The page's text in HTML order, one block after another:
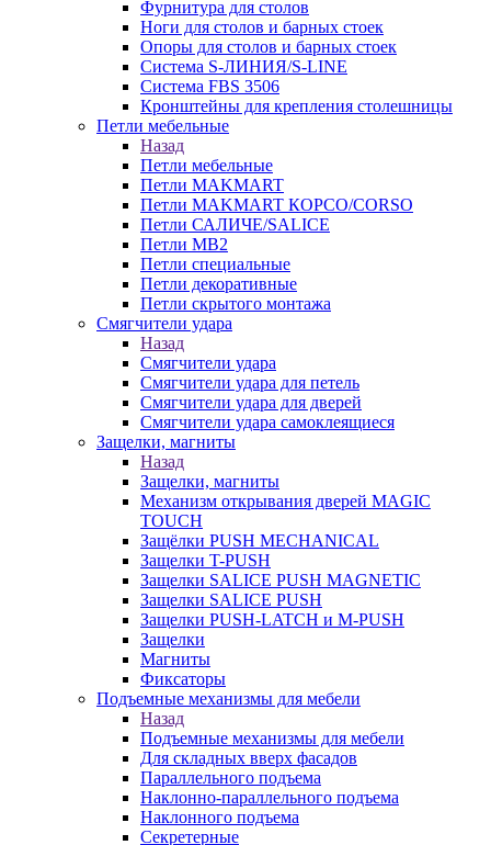
Фурнитура для столов
Ноги для столов и барных стоек
Опоры для столов и барных стоек
Система S-ЛИНИЯ/S-LINE
Система FBS 3506
Кронштейны для крепления столешницы
Петли мебельные
Назад
Петли мебельные
Петли MAKMART
Петли MAKMART КОРСО/CORSO
Петли САЛИЧЕ/SALICE
Петли MB2
Петли специальные
Петли декоративные
Петли скрытого монтажа
Смягчители удара
Назад
Смягчители удара
Смягчители удара для петель
Смягчители удара для дверей
Cмягчители удара самоклеящиеся
Защелки, магниты
Назад
Защелки, магниты
Механизм открывания дверей MAGIC
TOUCH
Защёлки PUSH MECHANICAL
Защелки T-PUSH
Защелки SALICE PUSH MAGNETIC
Защелки SALICE PUSH
Защелки PUSH-LATCH и M-PUSH
Защелки
Магниты
Фиксаторы
Подъемные механизмы для мебели
Назад
Подъемные механизмы для мебели
Для складных вверх фасадов
Параллельного подъема
Наклонно-параллельного подъема
Наклонного подъема
Секретерные